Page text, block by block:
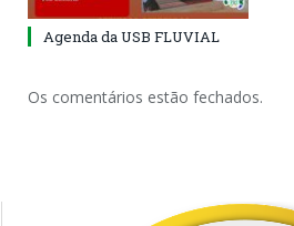
Agenda da USB FLUVIAL
Os comentários estão fechados.